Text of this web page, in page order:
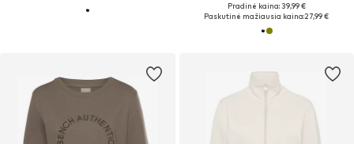
Pradinė kaina: 39,99 €
Paskutinė mažiausia kaina:27,99 €